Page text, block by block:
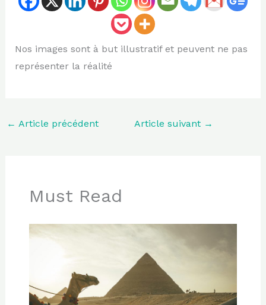
Nos images sont à but illustratif et peuvent ne pas
représenter la réalité
← Article précédent Article suivant →
Must Read